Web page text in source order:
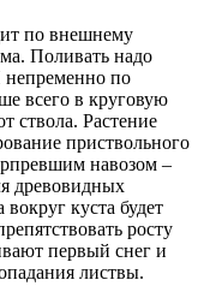
по внешнему
Поливать надо
непременно по
всего в круговую
ствола. Растение
приствольного
навозом –
древовидных
куста будет
росту
первый снег и
листвы.